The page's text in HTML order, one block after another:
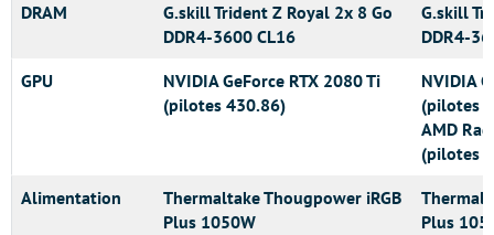
DRAM
G.skill Trident Z Royal 2x 8 Go
DDR4-3600 CL16
G.skill
DDR4-
GPU
NVIDIA GeForce RTX 2080 Ti
(pilotes 430.86)
NVIDIA
(pilotes
AMD
(pilotes
Alimentation
Thermaltake Thougpower iRGB
Plus 1050W
Plus